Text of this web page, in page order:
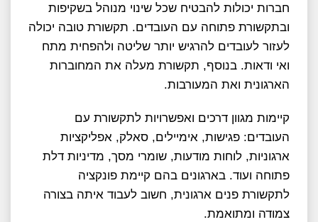
חברות יכולות להבטיח שכל שינוי מנוהל בשקיפות
ובתקשורת פתוחה עם העובדים. תקשורת טובה יכולה
לעזור לעובדים להרגיש יותר שליטה ולהפחית מתח
ואי ודאות. בנוסף, תקשורת מעלה את המחוברות
הארגונית ואת המעורבות.
קיימות מגוון דרכים ואפשרויות לתקשורת עם
העובדים: פגישות, אימיילים, סאלק, אפליקציות
ארגוניות, לוחות מודעות, שומרי מסך, מדיניות דלת
פתוחה ועוד. בארגונים בהם קיימת פונקציה
לתקשורת פנים ארגונית, חשוב לעבוד איתה בצורה
צמודה ומתואמת.